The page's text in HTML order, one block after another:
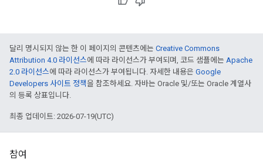
달리 명시되지 않는 한 이 페이지의 콘텐츠에는 Creative Commons
Attribution 4.0 라이선스에 따라 라이선스가 부여되며, 코드 샘플에는 Apache
2.0 라이선스에 따라 라이선스가 부여됩니다. 자세한 내용은 Google
Developers 사이트 정책을 참조하세요. 자바는 Oracle 및/또는 Oracle 계열사
의 등록 상표입니다.
최종 업데이트: 2026-07-19(UTC)
참여